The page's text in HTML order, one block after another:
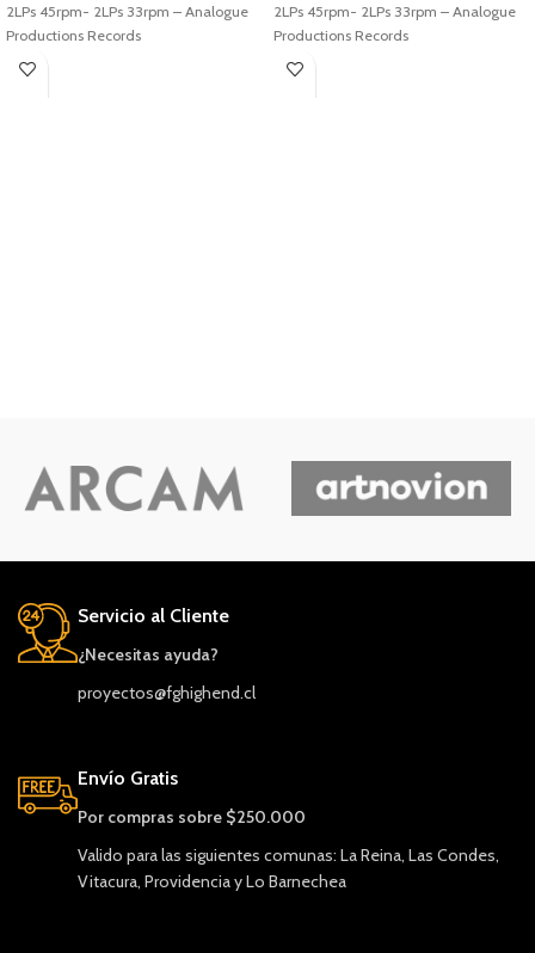
2LPs 45rpm- 2LPs 33rpm – Analogue
Productions Records
2LPs 45rpm- 2LPs 33rpm – Analogue
Productions Records
Servicio al Cliente
¿Necesitas ayuda?
proyectos@fghighend.cl
Envío Gratis
Por compras sobre $250.000
Valido para las siguientes comunas: La Reina, Las Condes,
Vitacura, Providencia y Lo Barnechea